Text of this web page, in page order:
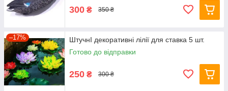
300 ₴ 350 ₴
–17%
ШтучнІ декоративні лілії для ставка 5 шт.
Готово до відправки
250 ₴ 300 ₴